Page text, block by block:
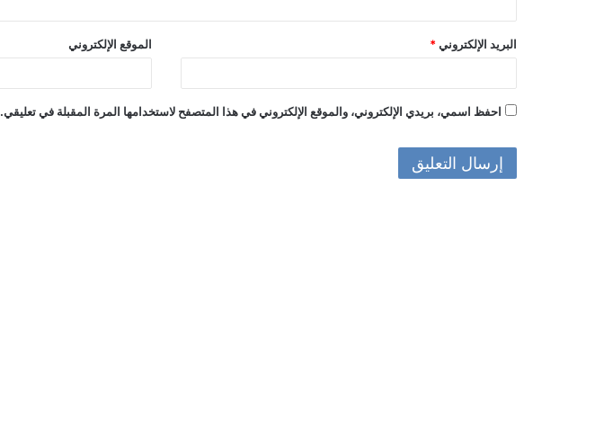
البريد الإلكتروني * الموقع الإلكتروني
احفظ اسمي، بريدي الإلكتروني، والموقع الإلكتروني في هذا المتصفح لاستخدامها المرة المقبلة في تعليقي.